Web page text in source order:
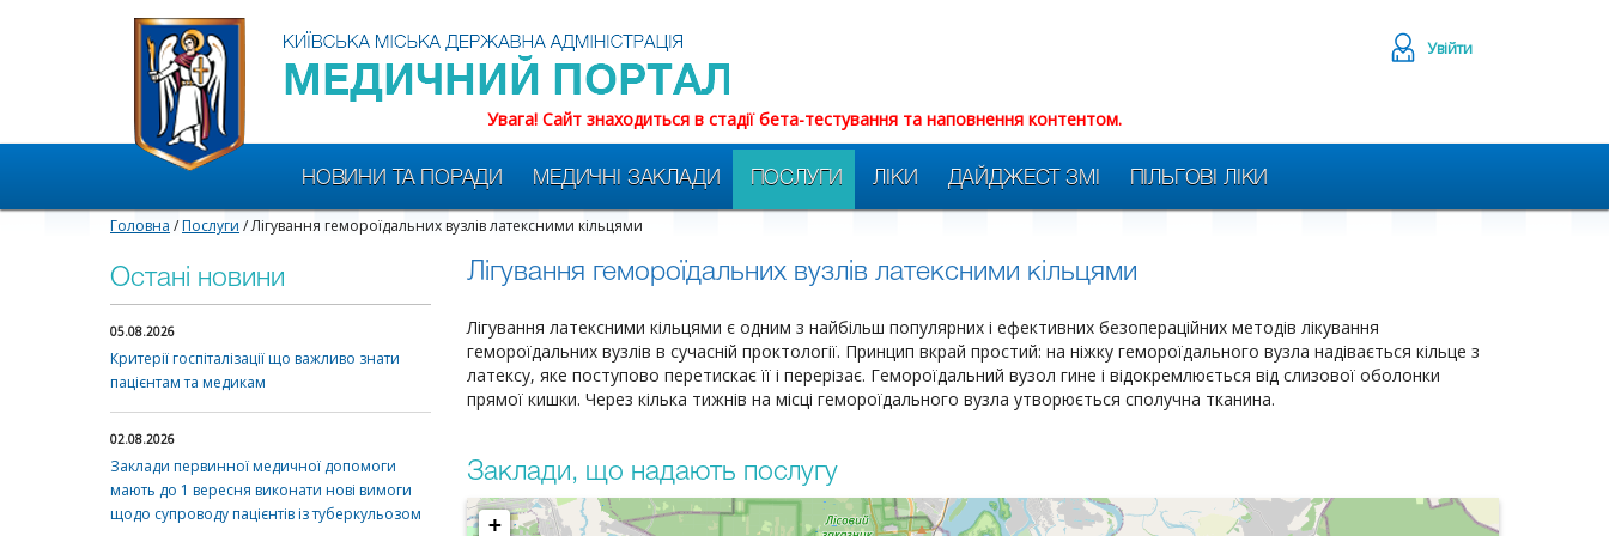
Увійти
Увага! Сайт знаходиться в стадії бета-тестування та наповнення контентом.
НОВИНИ ТА ПОРАДИ МЕДИЧНІ ЗАКЛАДИ ПОСЛУГИ ЛІКИ ДАЙДЖЕСТ ЗМІ ПІЛЬГОВІ ЛІКИ
Головна /Послуги / Лігування гемороїдальних вузлів латексними кільцями
Остані новини
05.08.2026
Критерії госпіталізації що важливо знати
пацієнтам та медикам
02.08.2026
Заклади первинної медичної допомоги
мають до 1 вересня виконати нові вимоги
щодо супроводу пацієнтів із туберкульозом
Лігування гемороїдальних вузлів латексними кільцями
Лігування латексними кільцями є одним з найбільш популярних і ефективних безопераційних методів лікування
гемороїдальних вузлів в сучасній проктології. Принцип вкрай простий: на ніжку гемороїдального вузла надівається кільце з
латексу, яке поступово перетискає її і перерізає. Гемороїдальний вузол гине і відокремлюється від слизової оболонки
прямої кишки. Через кілька тижнів на місці гемороїдального вузла утворюється сполучна тканина.
Заклади, що надають послугу
+